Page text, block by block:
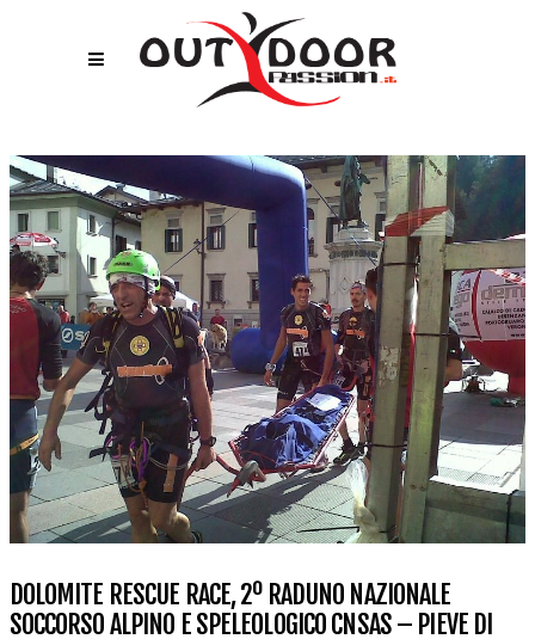
DOLOMITE RESCUE RACE, 2º RADUNO NAZIONALE
SOCCORSO ALPINO E SPELEOLOGICO CNSAS – PIEVE DI